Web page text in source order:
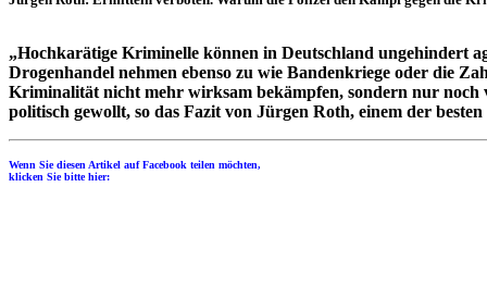
„Hochkarätige Kriminelle können in Deutschland ungehindert
Drogenhandel nehmen ebenso zu wie Bandenkriege oder die
Kriminalität nicht mehr wirksam bekämpfen, sondern nur
politisch gewollt, so das Fazit von Jürgen Roth, einem der
Wenn Sie diesen Artikel auf Facebook teilen möchten,
klicken Sie bitte hier: